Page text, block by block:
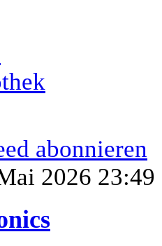
abonnieren
2026 23:49